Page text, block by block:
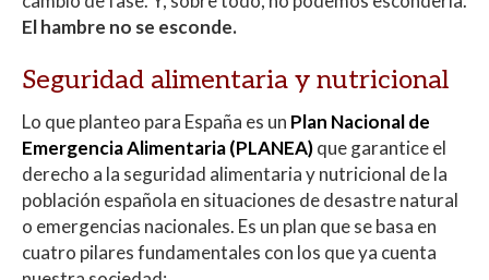
El hambre no se esconde.
Seguridad alimentaria y nutricional
Lo que planteo para España es un Plan Nacional de
Emergencia Alimentaria (PLANEA)que garantice el
derecho a la seguridad alimentaria y nutricional de la
población española en situaciones de desastre natural
o emergencias nacionales. Es un plan que se basa en
cuatro pilares fundamentales con los que ya cuenta